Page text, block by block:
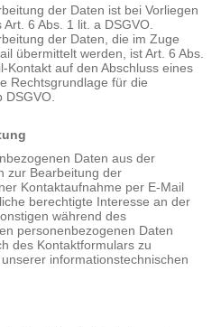
der Daten ist bei Vorliegen
6 Abs. 1 lit. a DSGVO.
der Daten, die im Zuge
übermittelt werden, ist Art. 6 Abs.
Kontakt auf den Abschluss eines
Rechtsgrundlage für die
Daten aus der
zur Bearbeitung der
Kontaktaufnahme per E-Mail
berechtigte Interesse an der
während des
personenbezogenen Daten
des Kontaktformulars zu
informationstechnischen